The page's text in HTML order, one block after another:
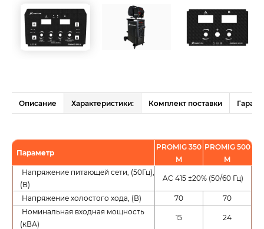
Описание Характеристики: Комплект поставки
Параметр
PROMIG 350
M
PROMIG 500
M
Напряжение питающей сети, (50Гц),
(В)
AC 415 ±20% (50/60 Гц)
Напряжение холостого хода, (В) 70
70
Номинальная входная мощность
(кВА)
15 24